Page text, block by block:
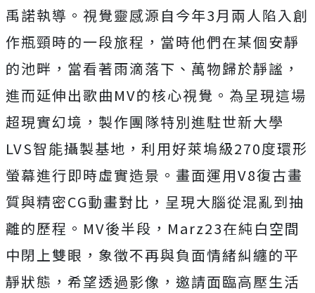
禹諾執導。 視覺靈感源自今年3月兩人陷入創
作瓶頸時的一段旅程， 當時他們在某個安靜
的池畔，當看著雨滴落下、萬物歸於靜謐，
進而延伸出歌曲MV的核心視覺。為呈現這場
超現實幻境， 製作團隊特別進駐世新大學
LVS智能攝製基地， 利用好萊塢級270度環形
螢幕進行即時虛實造景。 畫面運用V8復古畫
質與精密CG動畫對比， 呈現大腦從混亂到抽
離的歷程。MV後半段， Marz23在純白空間
中閉上雙眼， 象徵不再與負面情緒糾纏的平
靜狀態，希望透過影像， 邀請面臨高壓生活